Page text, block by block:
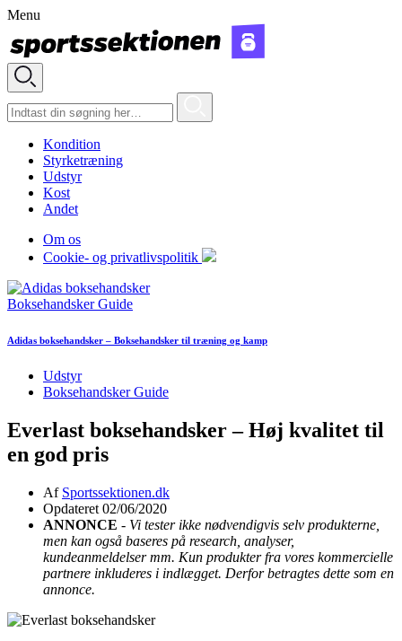
Menu
Kondition
Styrketræning
Udstyr
Kost
Andet
Om os
Cookie- og privatlivspolitik
Boksehandsker Guide
Adidas boksehandsker – Boksehandsker til træning og kamp
Udstyr
Boksehandsker Guide
Everlast boksehandsker – Høj kvalitet til
en god pris
Af Sportssektionen.dk
Opdateret 02/06/2020
ANNONCE - Vi tester ikke nødvendigvis selv produkterne,
men kan også baseres på research, analyser,
kundeanmeldelser mm. Kun produkter fra vores kommercielle
partnere inkluderes i indlægget. Derfor betragtes dette som en
annonce.